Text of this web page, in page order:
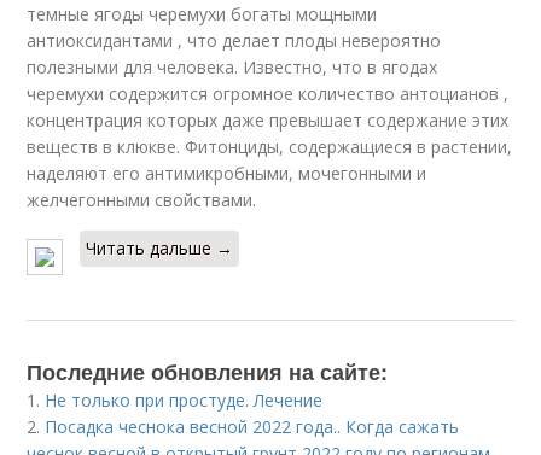
темные ягоды черемухи богаты мощными
антиоксидантами , что делает плоды невероятно
полезными для человека. Известно, что в ягодах
черемухи содержится огромное количество антоцианов ,
концентрация которых даже превышает содержание этих
веществ в клюкве. Фитонциды, содержащиеся в растении,
наделяют его антимикробными, мочегонными и
желчегонными свойствами.
Читать дальше →
Последние обновления на сайте:
1. Не только при простуде. Лечение
2. Посадка чеснока весной 2022 года.. Когда сажать